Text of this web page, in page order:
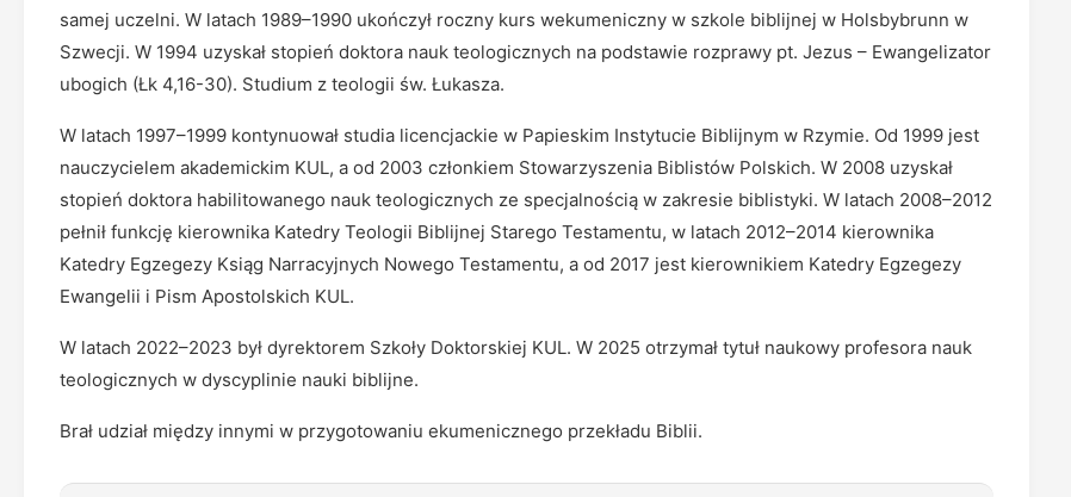
samej uczelni. W latach 1989–1990 ukończył roczny kurs wekumeniczny w szkole biblijnej w Holsbybrunn w
Szwecji. W 1994 uzyskał stopień doktora nauk teologicznych na podstawie rozprawy pt. Jezus – Ewangelizator
ubogich (Łk 4,16-30). Studium z teologii św. Łukasza.
W latach 1997–1999 kontynuował studia licencjackie w Papieskim Instytucie Biblijnym w Rzymie. Od 1999 jest
nauczycielem akademickim KUL, a od 2003 członkiem Stowarzyszenia Biblistów Polskich. W 2008 uzyskał
stopień doktora habilitowanego nauk teologicznych ze specjalnością w zakresie biblistyki. W latach 2008–2012
pełnił funkcję kierownika Katedry Teologii Biblijnej Starego Testamentu, w latach 2012–2014 kierownika
Katedry Egzegezy Ksiąg Narracyjnych Nowego Testamentu, a od 2017 jest kierownikiem Katedry Egzegezy
Ewangelii i Pism Apostolskich KUL.
W latach 2022–2023 był dyrektorem Szkoły Doktorskiej KUL. W 2025 otrzymał tytuł naukowy profesora nauk
teologicznych w dyscyplinie nauki biblijne.
Brał udział między innymi w przygotowaniu ekumenicznego przekładu Biblii.